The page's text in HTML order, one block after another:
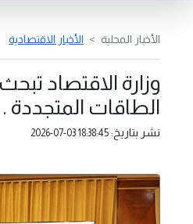
الأخبار المحلية الأخبار الاقتصادية
وزارة الاقتصاد
الطاقات المتجددة .
نشر بتاريخ: 2026-07-03 18:38:45